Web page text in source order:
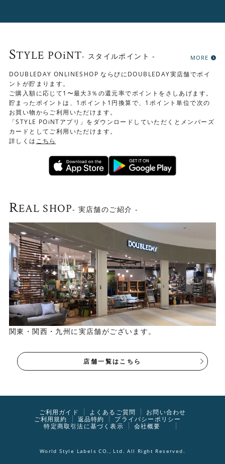
STYLE POiNT- スタイルポイント - MORE
DOUBLEDAY ONLINESHOP ならびにDOUBLEDAY実店舗でポイ
ントが貯まります。
ご購入額に応じて1〜最大3％の還元率でポイントをさしあげます。
貯まったポイントは、1ポイント1円換算で、1ポイント単位で次の
お買い物からご利用いただけます。
「STYLE POiNTアプリ」をダウンロードしていただくとメンバーズ
カードとしてご利用いただけます。
詳しくは こちら
REAL SHOP- 実店舗のご紹介 -
関東・関西・九州に実店舗がございます。
店舗一覧はこちら
ご利用ガイド よくあるご質問
お問い合わせ
ご利用規約
返品特約
プライバシーポリシー
特定商取引法に基づく表示
会社概要
World Style Labels CO., Ltd. All Right Reserved.